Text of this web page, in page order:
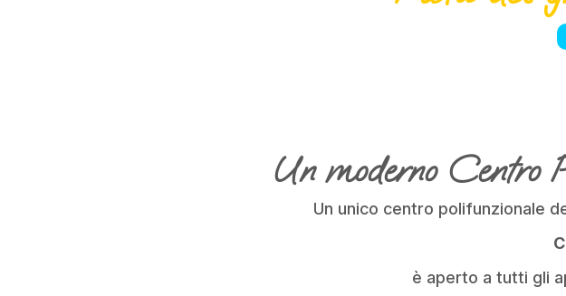
Un moderno Centro
Un unico centro polifunzionale
è aperto a tutti gli